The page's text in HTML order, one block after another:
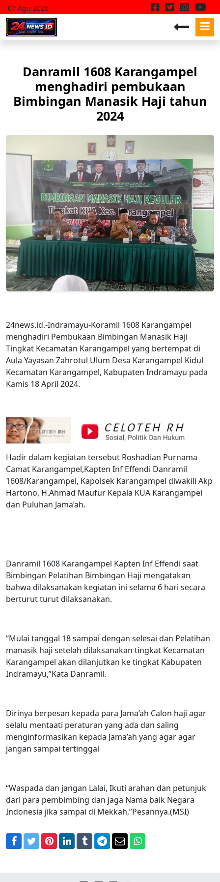
07 Agu 2026
Danramil 1608 Karangampel
menghadiri pembukaan
Bimbingan Manasik Haji tahun
2024
24news.id.-Indramayu-Koramil 1608 Karangampel
menghadiri Pembukaan Bimbingan Manasik Haji
Tingkat Kecamatan Karangampel yang bertempat di
Aula Yayasan Zahrotul Ulum Desa Karangampel Kidul
Kecamatan Karangampel, Kabupaten Indramayu pada
Kamis 18 April 2024.
Hadir dalam kegiatan tersebut Roshadian Purnama
Camat Karangampel,Kapten Inf Effendi Danramil
1608/Karangampel, Kapolsek Karangampel diwakili Akp
Hartono, H.Ahmad Maufur Kepala KUA Karangampel
dan Puluhan Jama’ah.
Danramil 1608 Karangampel Kapten Inf Effendi saat
Bimbingan Pelatihan Bimbingan Haji mengatakan
bahwa dilaksanakan kegiatan ini selama 6 hari secara
berturut turut dilaksanakan.
“Mulai tanggal 18 sampai dengan selesai dan Pelatihan
manasik haji setelah dilaksanakan tingkat Kecamatan
Karangampel akan dilanjutkan ke tingkat Kabupaten
Indramayu,”Kata Danramil.
Dirinya berpesan kepada para Jama’ah Calon haji agar
selalu mentaati peraturan yang ada dan saling
menginformasikan kepada Jama’ah yang agar agar
jangan sampai tertinggal
“Waspada dan jangan Lalai, Ikuti arahan dan petunjuk
dari para pembimbing dan jaga Nama baik Negara
Indonesia jika sampai di Mekkah,”Pesannya.(MSI)
Facebook
TwitterPinterest
LinkedIn
TumblrTelegram
EmailWhatsApp